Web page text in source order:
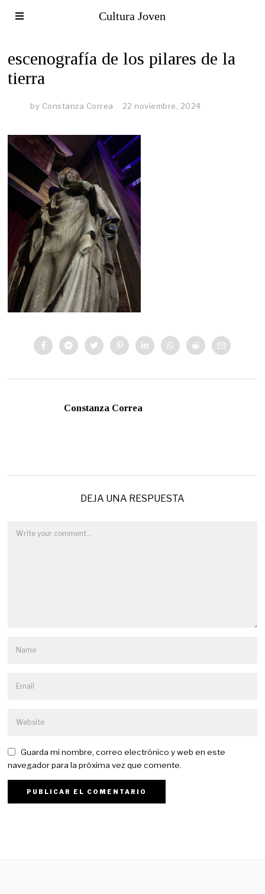
Cultura Joven
escenografía de los pilares de la
tierra
by Constanza Correa 22 noviembre, 2024
Constanza Correa
DEJA UNA RESPUESTA
Guarda mi nombre, correo electrónico y web en este
navegador para la próxima vez que comente.